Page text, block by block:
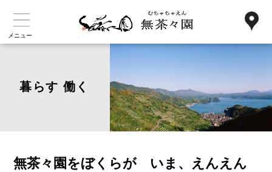
メニュー
暮らす 働く
無茶々園をぼくらが いま、えんえん